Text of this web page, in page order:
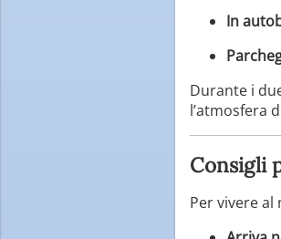
In
Durante i
l’atmosfera
Consigli
Per vivere